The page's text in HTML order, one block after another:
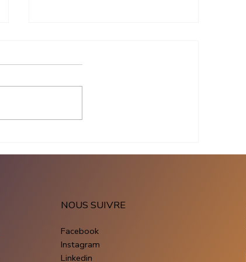
entreprise : combien
NOUS SUIVRE
Facebook
Instagram
Linkedin